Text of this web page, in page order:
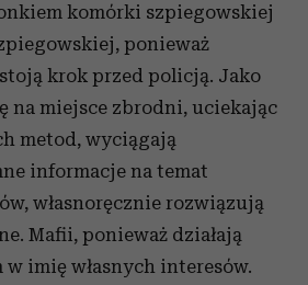
komórki szpiegowskiej
ponieważ
krok przed policją. Jako
na miejsce zbrodni, uciekając
metod, wyciągają
informacje na temat
własnoręcznie rozwiązują
Mafii, ponieważ działają
imię własnych interesów.